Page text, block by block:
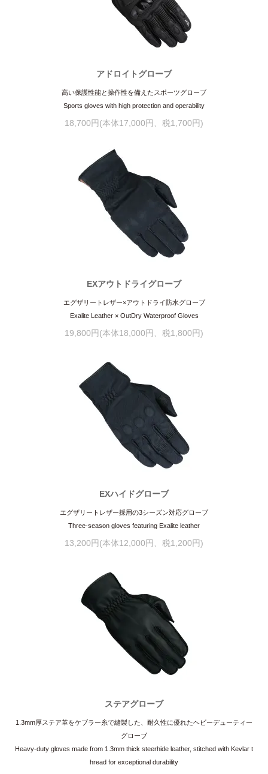
アドロイトグローブ
高い保護性能と操作性を備えたスポーツグローブ
Sports gloves with high protection and operability
18,700円(本体17,000円、税1,700円)
EXアウトドライグローブ
エグザリートレザー×アウトドライ防水グローブ
Exalite Leather × OutDry Waterproof Gloves
19,800円(本体18,000円、税1,800円)
EXハイドグローブ
エグザリートレザー採用の3シーズン対応グローブ
Three-season gloves featuring Exalite leather
13,200円(本体12,000円、税1,200円)
ステアグローブ
1.3mm厚ステア革をケブラー糸で縫製した、耐久性に優れたヘビーデューティー
グローブ
Heavy-duty gloves made from 1.3mm thick steerhide leather, stitched with Kevlar t
hread for exceptional durability